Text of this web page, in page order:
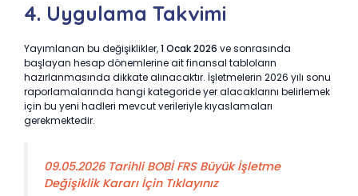
4. Uygulama Takvimi
Yayımlanan bu değişiklikler,1 Ocak 2026 ve sonrasında
başlayan hesap dönemlerine ait finansal tabloların
hazırlanmasında dikkate alınacaktır. İşletmelerin 2026 yılı sonu
raporlamalarında hangi kategoride yer alacaklarını belirlemek
için bu yeni hadleri mevcut verileriyle kıyaslamaları
gerekmektedir.
09.05.2026 Tarihli BOBİ FRS Büyük İşletme
Değişiklik Kararı İçin Tıklayınız